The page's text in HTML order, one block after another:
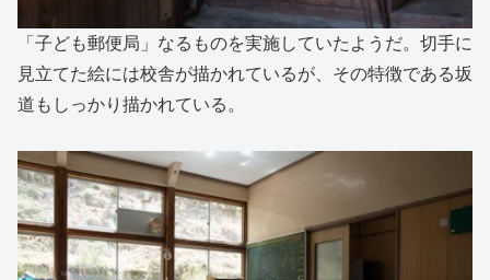
「子ども郵便局」なるものを実施していたようだ。切手に
見立てた絵には校舎が描かれているが、その特徴である坂
道もしっかり描かれている。